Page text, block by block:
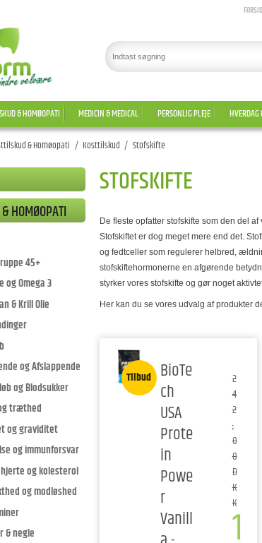
& HOMØOPATI MEDICIN & MEDICAL PERSONLIG PLEJE HVERDAG
& Homøopati / Kosttilskud / Stofskifte
HOMØOPATI
45+
og Omega 3
& Krill Olie
og Afslappende
og Blodsukker
træthed
og graviditet
og immunforsvar
og kolesterol
og modløshed
& negle
STOFSKIFTE
De fleste opfatter stofskifte som den del
Stofskiftet er dog meget mere end det.
og fedtceller som regulerer helbred,
stofskiftehormonerne en afgørende
styrker vores stofskifte og gør noget
Her kan du se vores udvalg af produkter
Tilbud BioTe
ch
USA
Prote
in
Powe
r
Vanill
2
4
2
,
0
0
D
K
K
1